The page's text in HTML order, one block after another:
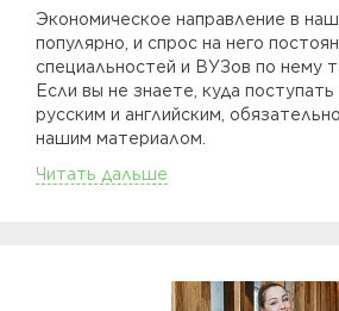
Экономическое направление в
популярно, и спрос на него
специальностей и ВУЗов по нему
Если вы не знаете, куда поступать
русским и английским,
нашим материалом.
Читать дальше